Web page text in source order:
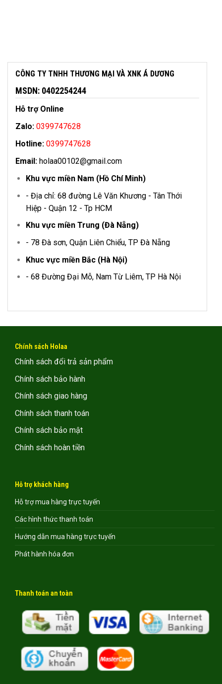
CÔNG TY TNHH THƯƠNG MẠI VÀ XNK Á DƯƠNG
MSDN: 0402254244
Hỗ trợ Online
Zalo: 0399747628
Hotline: 0399747628
Email: holaa00102@gmail.com
Khu vực miền Nam (Hồ Chí Minh)
- Địa chỉ: 68 đường Lê Văn Khương - Tân Thới
Hiệp - Quận 12 - Tp HCM
Khu vực miền Trung (Đà Nẵng)
- 78 Đà sơn, Quận Liên Chiểu, TP Đà Nẵng
Khuc vực miền Bắc (Hà Nội)
- 68 Đường Đại Mỗ, Nam Từ Liêm, TP Hà Nội
Chính sách Holaa
Chính sách đổi trả sản phẩm
Chính sách bảo hành
Chính sách giao hàng
Chính sách thanh toán
Chính sách bảo mật
Chính sách hoàn tiền
Hỗ trợ khách hàng
Hỗ trợ mua hàng trực tuyến
Các hình thức thanh toán
Hướng dẫn mua hàng trực tuyến
Phát hành hóa đơn
Thanh toán an toàn